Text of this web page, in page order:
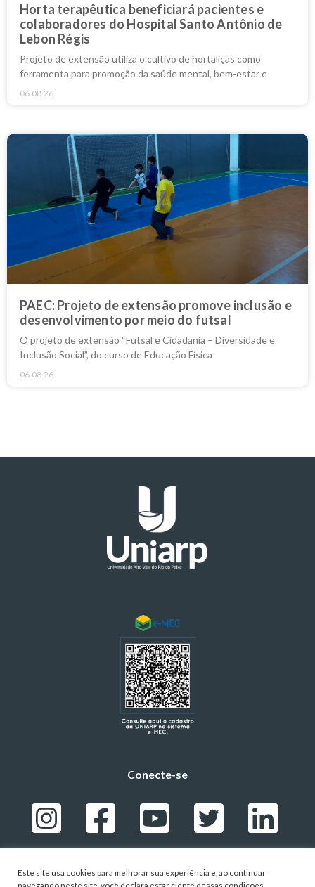
Horta terapêutica beneficiará pacientes e
colaboradores do Hospital Santo Antônio de
Lebon Régis
Projeto de extensão utiliza o cultivo de hortaliças como
ferramenta para promoção da saúde mental, bem-estar e
06.08.26
PAEC: Projeto de extensão promove inclusão e
desenvolvimento por meio do futsal
O projeto de extensão “Futsal e Cidadania – Diversidade e
Inclusão Social”, do curso de Educação Física
06.08.26
Conecte-se
Este site usa cookies para melhorar sua experiência e, ao continuar
navegando neste site, você declara estar ciente dessas condições.